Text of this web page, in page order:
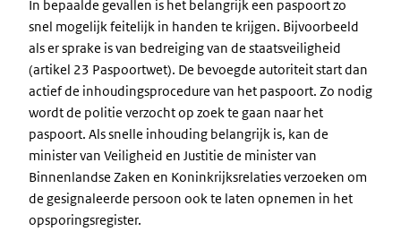
In bepaalde gevallen is het belangrijk een paspoort zo
snel mogelijk feitelijk in handen te krijgen. Bijvoorbeeld
als er sprake is van bedreiging van de staatsveiligheid
(artikel 23 Paspoortwet). De bevoegde autoriteit start dan
actief de inhoudingsprocedure van het paspoort. Zo nodig
wordt de politie verzocht op zoek te gaan naar het
paspoort. Als snelle inhouding belangrijk is, kan de
minister van Veiligheid en Justitie de minister van
Binnenlandse Zaken en Koninkrijksrelaties verzoeken om
de gesignaleerde persoon ook te laten opnemen in het
opsporingsregister.